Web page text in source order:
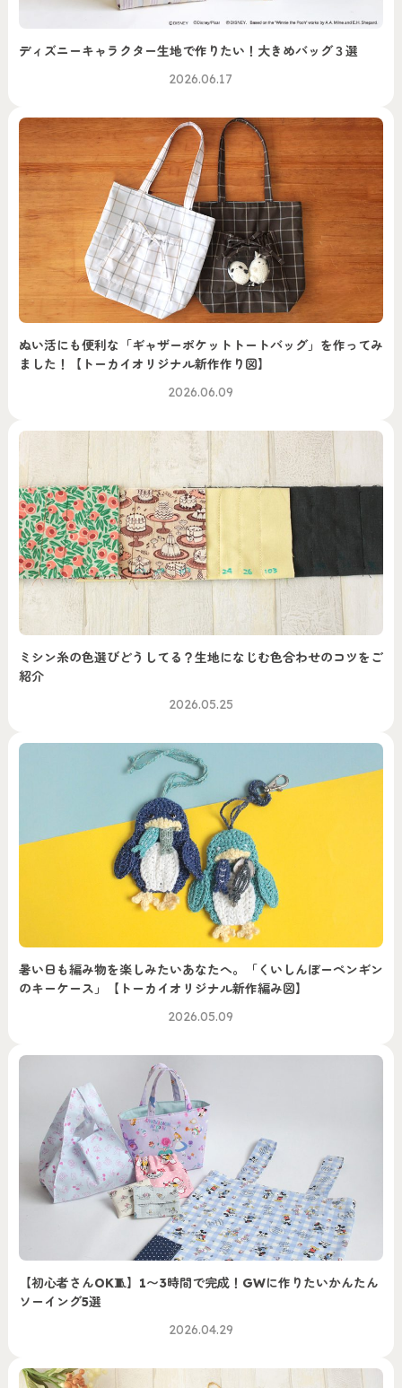
ディズニーキャラクター生地で作りたい！大きめバッグ３選
2026.06.17
ぬい活にも便利な「ギャザーポケットトートバッグ」を作ってみ
ました！【トーカイオリジナル新作作り図】
2026.06.09
ミシン糸の色選びどうしてる？生地になじむ色合わせのコツをご
紹介
2026.05.25
暑い日も編み物を楽しみたいあなたへ。「くいしんぼーペンギン
のキーケース」【トーカイオリジナル新作編み図】
2026.05.09
【初心者さんOK🧵】1〜3時間で完成！GWに作りたいかんたん
ソーイング5選
2026.04.29